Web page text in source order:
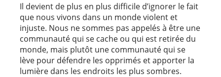
Il devient de plus en plus difficile d’ignorer le fait
que nous vivons dans un monde violent et
injuste. Nous ne sommes pas appelés à être une
communauté qui se cache ou qui est retirée du
monde, mais plutôt une communauté qui se
lève pour défendre les opprimés et apporter la
lumière dans les endroits les plus sombres.